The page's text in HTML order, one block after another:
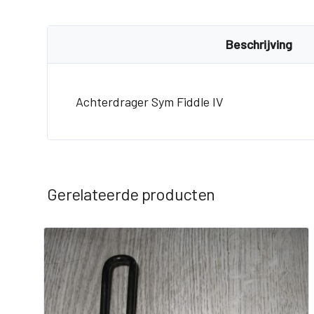
Beschrijving
Achterdrager Sym Fiddle IV
Gerelateerde producten